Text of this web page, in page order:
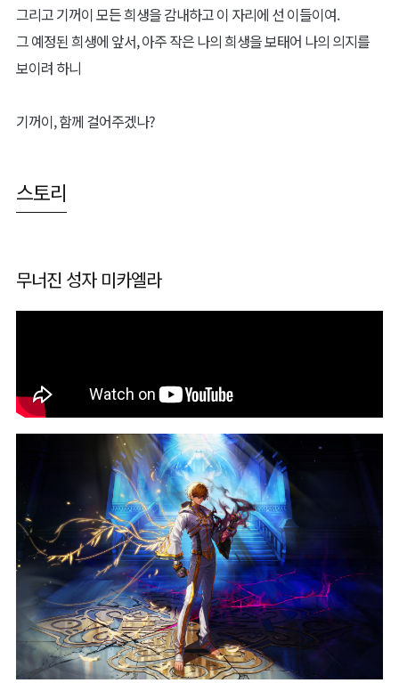
그리고 기꺼이 모든 희생을 감내하고 이 자리에 선 이들이여.
그 예정된 희생에 앞서, 아주 작은 나의 희생을 보태어 나의 의지를
보이려 하니
기꺼이, 함께 걸어주겠나?
스토리
무너진 성자 미카엘라